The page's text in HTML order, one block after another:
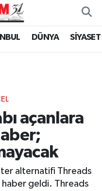
DÜNYA SİYASET
açanlara
alternatifi Threads
haber geldi. Threads